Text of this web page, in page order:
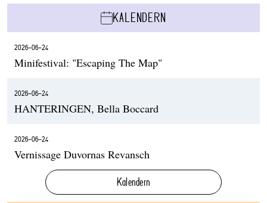
KALENDERN
2026-06-24
Minifestival: "Escaping The Map"
2026-06-24
HANTERINGEN, Bella Boccard
2026-06-24
Vernissage Duvornas Revansch
Kalendern